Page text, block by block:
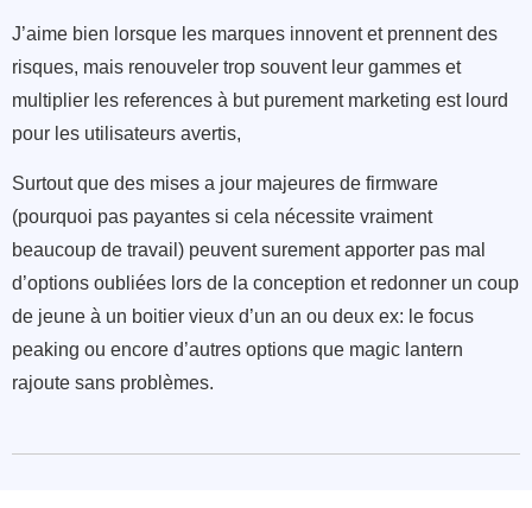
J’aime bien lorsque les marques innovent et prennent des
risques, mais renouveler trop souvent leur gammes et
multiplier les references à but purement marketing est lourd
pour les utilisateurs avertis,
Surtout que des mises a jour majeures de firmware
(pourquoi pas payantes si cela nécessite vraiment
beaucoup de travail) peuvent surement apporter pas mal
d’options oubliées lors de la conception et redonner un coup
de jeune à un boitier vieux d’un an ou deux ex: le focus
peaking ou encore d’autres options que magic lantern
rajoute sans problèmes.